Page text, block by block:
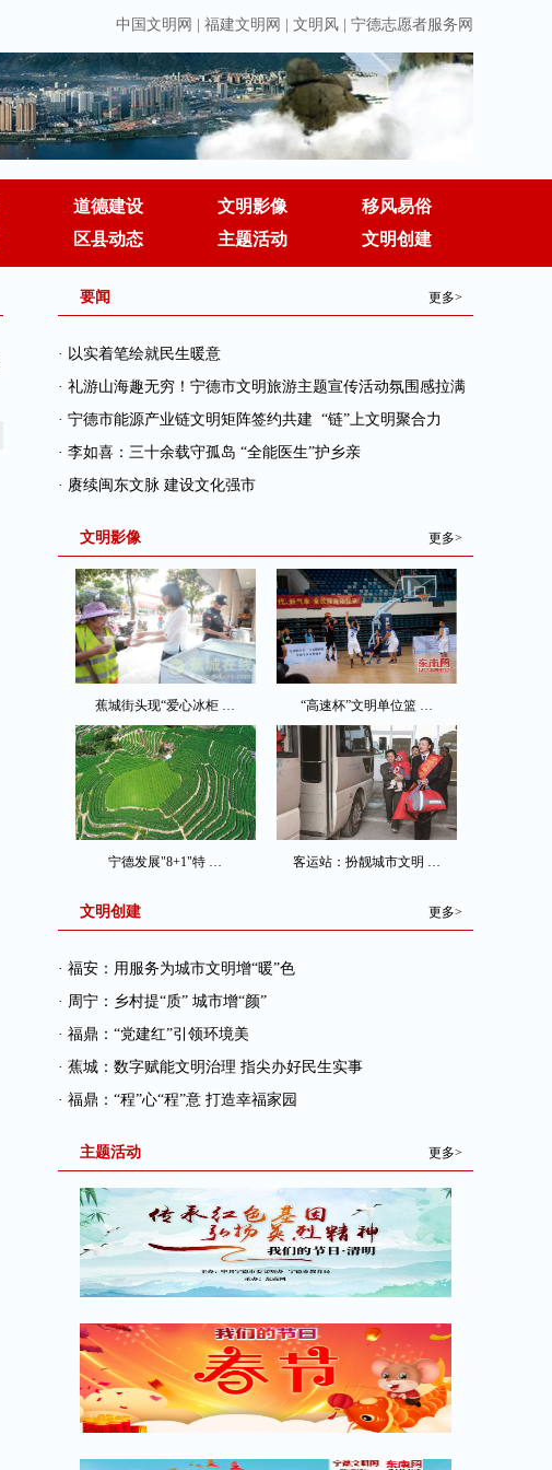
中国文明网 福建文明网 文明风 宁德志愿者服务网
道德建设 文明影像
移风易俗
区县动态
主题活动 文明创建
更多>
要闻
· 以实着笔绘就民生暖意
· 礼游山海趣无穷！宁德市文明旅游主题宣传活动氛围感拉满
· 宁德市能源产业链文明矩阵签约共建 “链”上文明聚合力
· 李如喜：三十余载守孤岛 “全能医生”护乡亲
· 赓续闽东文脉 建设文化强市
更多>
文明影像
蕉城街头现“爱心冰柜 … “高速杯”文明单位篮 …
宁德发展"8+1"特 … 客运站：扮靓城市文明 …
更多>
文明创建
· 福安：用服务为城市文明增“暖”色
· 周宁：乡村提“质” 城市增“颜”
· 福鼎：“党建红”引领环境美
· 蕉城：数字赋能文明治理 指尖办好民生实事
· 福鼎：“程”心“程”意 打造幸福家园
更多>
主题活动